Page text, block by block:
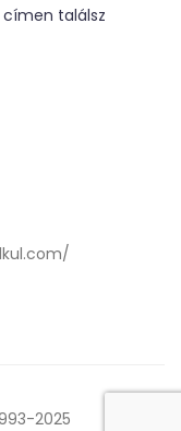
címen találsz
2025